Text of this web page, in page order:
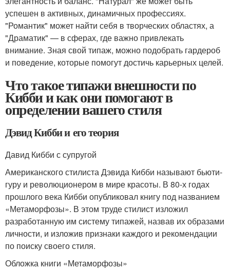
успешен в активных, динамичных профессиях.
"Романтик" может найти себя в творческих областях, а
"Драматик" — в сферах, где важно привлекать
внимание. Зная свой типаж, можно подобрать гардероб
и поведение, которые помогут достичь карьерных целей.
Что такое типажи внешности по
Кибби и как они помогают в
определении вашего стиля
Дэвид Кибби и его теория
Давид Кибби с супругой
Американского стилиста Дэвида Кибби называют бьюти-
гуру и революционером в мире красоты. В 80-х годах
прошлого века Кибби опубликовал книгу под названием
«Метаморфозы». В этом труде стилист изложил
разработанную им систему типажей, назвав их образами
личности, и изложив признаки каждого и рекомендации
по поиску своего стиля.
Обложка книги «Метаморфозы»